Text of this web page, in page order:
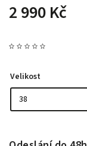
2 990 Kč
Velikost